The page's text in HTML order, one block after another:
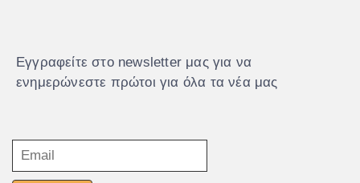
Εγγραφείτε στο newsletter μας για να
ενημερώνεστε πρώτοι για όλα τα νέα μας